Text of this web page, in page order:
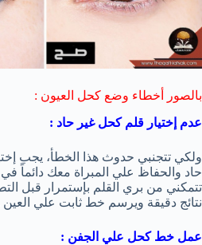
بالصور أخطاء وضع كحل العيون :
عدم إختيار قلم كحل غير حاد :
ولكي تتجنبي حدوث هذا الخطأ، يجب
حاد والحفاظ علي المبراة معك دائماً
تتمكني من بري القلم بإستمرار قبل
نتائج دقيقة ويرسم خط ثابت علي العين
عمل خط كحل علي الجفن :